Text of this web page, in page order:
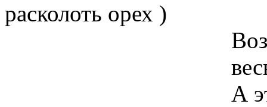
расколоть орех )
Возьму тиски
весь
А этот -